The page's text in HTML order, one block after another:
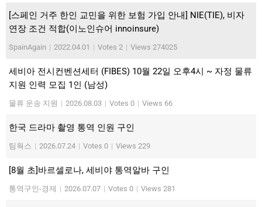
[스페인 거주 한인 교민을 위한 보험 가입 안내] NIE(TIE), 비자
연장 조건 적합(이노인슈어 innoinsure)
SpainAgain | 2022.04.01 | Votes 2 | Views 274025
세비아 전시컨벤션세터 (FIBES) 10월 22일 오후4시 ~ 자정 물류
지원 인력 모집 1인 (남성)
물류 운송 지원 | 2026.08.03 | Votes 0 | Views 66
한국 드라마 촬영 통역 인원 구인
팀웍스 | 2026.07.24 | Votes 0 | Views 229
[8월 초]바르셀로나, 세비야 통역알바 구인
통역구인-경제 | 2026.07.07 | Votes 0 | Views 281